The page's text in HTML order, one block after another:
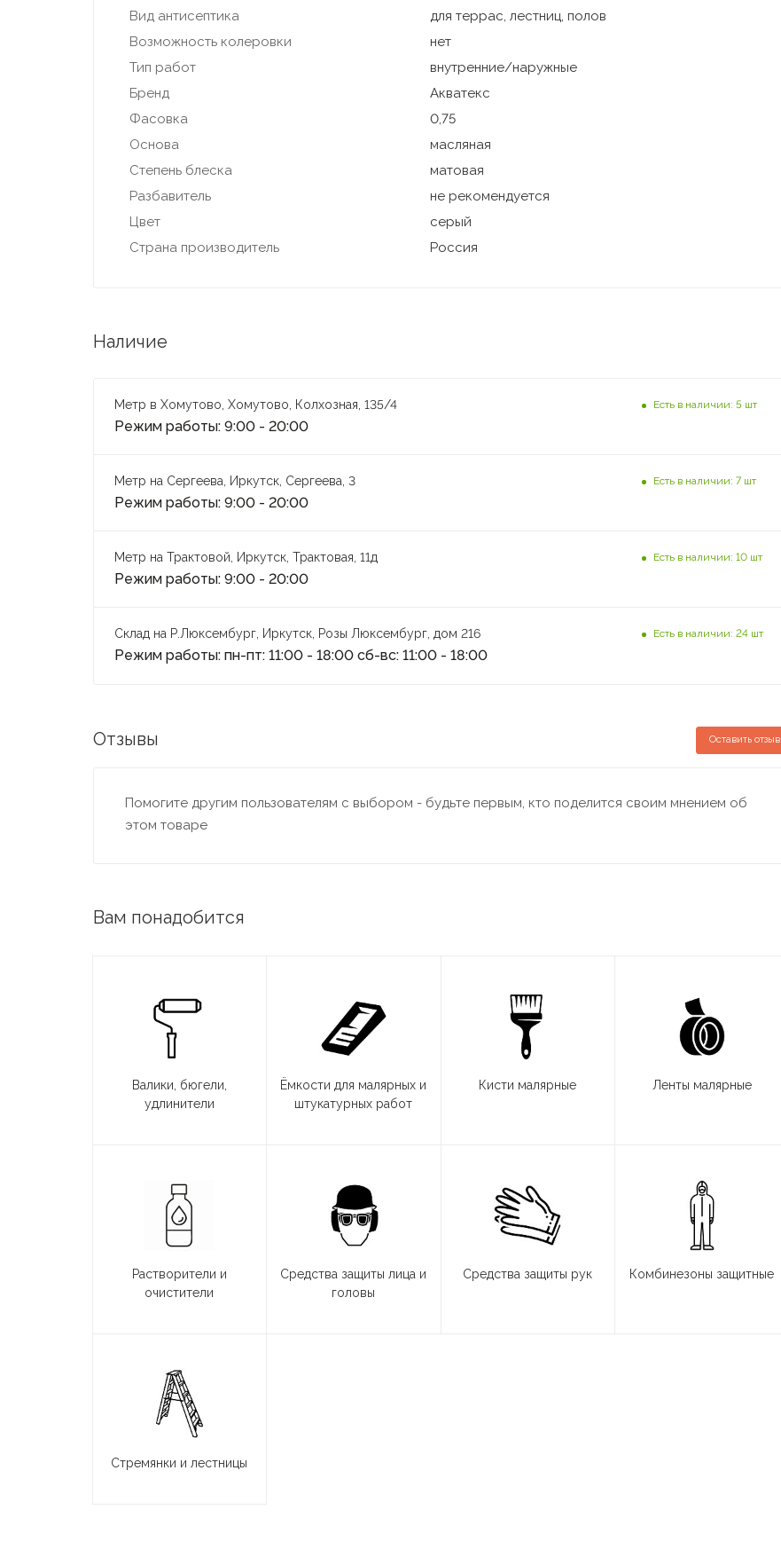
Вид антисептика
для террас, лестниц, полов
Возможность колеровки
нет
Тип работ
внутренние/наружные
Бренд
Акватекс
Фасовка
0,75
Основа
масляная
Степень блеска
матовая
Разбавитель
не рекомендуется
Цвет
серый
Страна производитель
Россия
Наличие
Метр в Хомутово, Хомутово, Колхозная, 135/4
Режим работы: 9:00 - 20:00
Есть в наличии: 5 шт
Метр на Сергеева, Иркутск, Сергеева, 3
Режим работы: 9:00 - 20:00
Есть в наличии: 7 шт
Метр на Трактовой, Иркутск, Трактовая, 11д
Режим работы: 9:00 - 20:00
Есть в наличии: 10 шт
Склад на Р.Люксембург, Иркутск, Розы Люксембург, дом 216
Режим работы: пн-пт: 11:00 - 18:00 сб-вс: 11:00 - 18:00
Есть в наличии: 24 шт
Отзывы Оставить отзыв
Помогите другим пользователям с выбором - будьте первым, кто поделится своим мнением об
этом товаре
Вам понадобится
Валики, бюгели,
удлинители
Ёмкости для малярных и
штукатурных работ
Кисти малярные Ленты малярные
Растворители и
очистители
Средства защиты лица и
головы
Средства защиты рук Комбинезоны защитные
Стремянки и лестницы